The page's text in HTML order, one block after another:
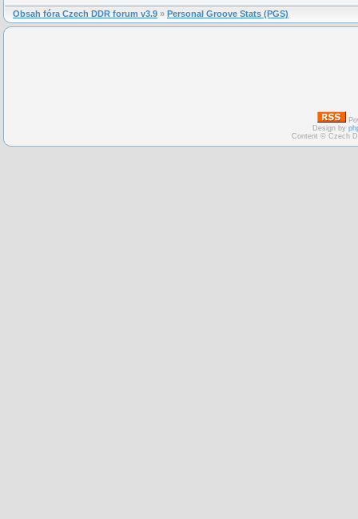
Obsah fóra Czech DDR forum v3.9 » Personal Groove Stats (PGS)
Design by
Content © Czech